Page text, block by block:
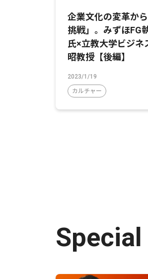
企業文化の変革か
挑戦」。みずほFG
氏×立教大学ビジネ
昭教授【後編】
2023/1/19
カルチャー